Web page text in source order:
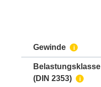
Gewinde i
Belastungsklasse
(DIN 2353)
i